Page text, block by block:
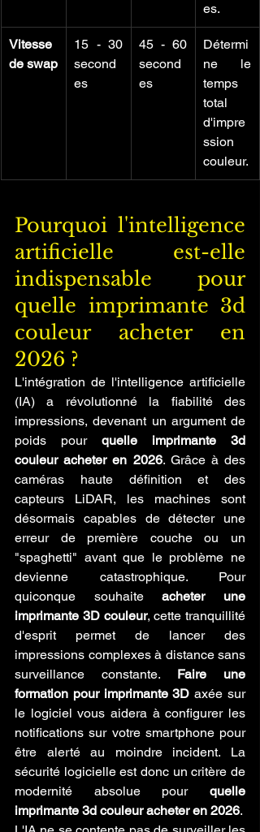
es.
Vitesse
de swap
15 - 30
second
es
45 - 60
second
es
Détermi
ne le
temps
total
d'impre
ssion
couleur.
Pourquoi l'intelligence
artificielle est-elle
indispensable pour
quelle imprimante 3d
couleur acheter en
2026 ?
L'intégration de l'intelligence artificielle
(IA) a révolutionné la fiabilité des
impressions, devenant un argument de
poids pour quelle imprimante 3d
couleur acheter en 2026. Grâce à des
caméras haute définition et des
capteurs LiDAR, les machines sont
désormais capables de détecter une
erreur de première couche ou un
"spaghetti" avant que le problème ne
devienne catastrophique. Pour
quiconque souhaite acheter une
imprimante 3D couleur, cette tranquillité
d'esprit permet de lancer des
impressions complexes à distance sans
surveillance constante. Faire une
formation pour imprimante 3D axée sur
le logiciel vous aidera à configurer les
notifications sur votre smartphone pour
être alerté au moindre incident. La
sécurité logicielle est donc un critère de
modernité absolue pour quelle
imprimante 3d couleur acheter en 2026.